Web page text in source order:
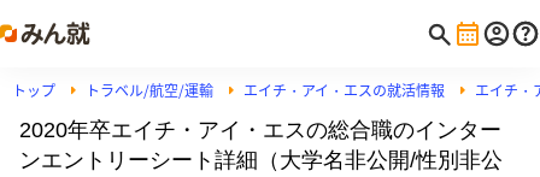
トップ トラベル/航空/運輸 エイチ・アイ・エスの就活情報 エイチ・
2020年卒エイチ・アイ・エスの総合職のインター
ンエントリーシート詳細（大学名非公開/性別非公